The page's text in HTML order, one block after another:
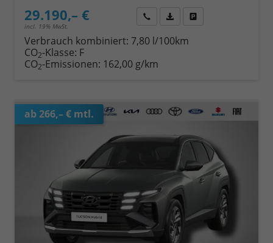
29.190,– €
incl. 19% MwSt.
Wir rufen Sie anFahrzeugexposé (PDF)
Verbrauch kombiniert: 7,80 l/100km
CO2-Klasse: F
CO2-Emissionen: 162,00 g/km
ab 266,– € mtl.